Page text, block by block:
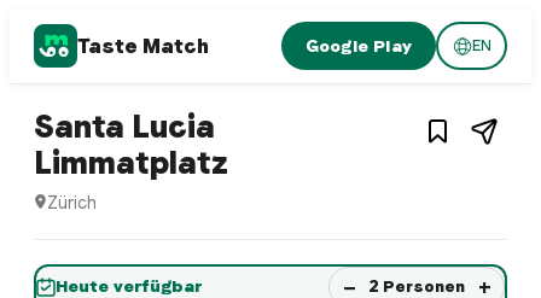
Taste Match Google Play EN
Italian restaurant 1/ 3
Santa Lucia
Limmatplatz
Zürich
Jetzt sofort einen Tisch
Heute verfügbar − 2 Personen +